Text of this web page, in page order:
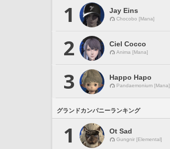
1 Jay Eins
Chocobo [Mana]
2 Ciel Cocco
Anima [Mana]
3 Happo Hapo
Pandaemonium [Mana]
グランドカンパニーランキング
1 Ot Sad
Gungnir [Elemental]